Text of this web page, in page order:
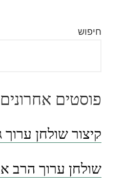
חיפוש
פוסטים אחרונים
קיצור שולחן
שולחן ערוך הרב